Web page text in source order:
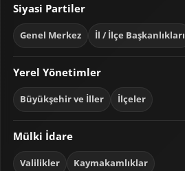
Siyasi Partiler
Genel Merkez İl / İlçe Başkanlıkları
Yerel Yönetimler
Büyükşehir ve İller İlçeler
Mülki İdare
Valilikler Kaymakamlıklar